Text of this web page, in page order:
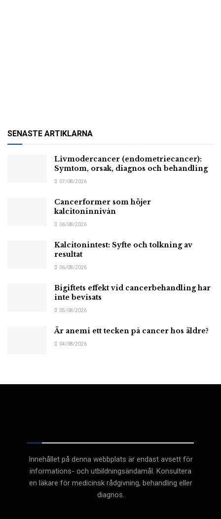
SENASTE ARTIKLARNA
Livmodercancer (endometriecancer):
Symtom, orsak, diagnos och behandling
07/08/2026
Cancerformer som höjer
kalcitoninnivån
06/08/2026
Kalcitonintest: Syfte och tolkning av
resultat
06/08/2026
Bigiftets effekt vid cancerbehandling har
inte bevisats
05/08/2026
Är anemi ett tecken på cancer hos äldre?
04/08/2026
Innehållet på denna webbplats är endast avsett för
informations- och utbildningsändamål. Konsultera
en läkare för medicinsk rådgivning, behandling eller
diagnos.